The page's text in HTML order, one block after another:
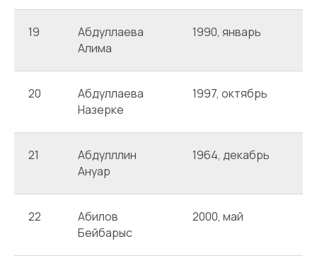
19
Абдуллаева
Алима
1990, январь
20
Абдуллаева
Назерке
1997, октябрь
21
Абдулллин
Ануар
1964, декабрь
22
Абилов
Бейбарыс
2000, май